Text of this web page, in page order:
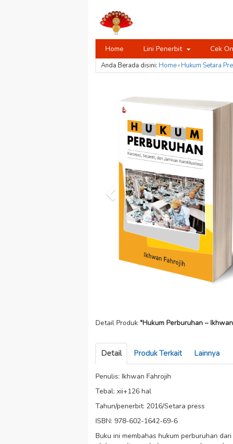
Home Lini Penerbit Cek
Anda Berada disini: Home›Hukum Setara
Detail Produk "Hukum Perburuhan –
Detail Produk Terkait Lainnya
Penulis: Ikhwan Fahrojih
Tebal: xii+126 hal
Tahun/penerbit: 2016/Setara press
ISBN: 978-602-1642-69-6
Buku ini membahas hukum perburuhan